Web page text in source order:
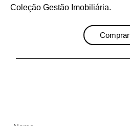
Coleção Gestão Imobiliária.
Comprar